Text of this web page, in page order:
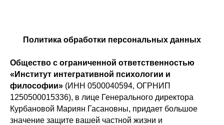
Политика обработки персональных данных
Общество с ограниченной ответственностью
«Институт интегративной психологии и
философии» (ИНН 0500040594, ОГРНИП
1250500015336), в лице Генерального директора
Курбановой Мариян Гасановны, придает большое
значение защите вашей частной жизни и